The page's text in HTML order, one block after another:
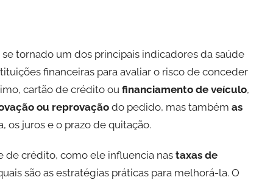
tornado um dos principais indicadores da saúde
financeiras para avaliar o risco de conceder
cartão de crédito ou financiamento de veículo,
ou reprovaçãodo pedido, mas também as
os juros e o prazo de quitação.
de crédito, como ele influencia nas taxas de
são as estratégias práticas para melhorá-la. O